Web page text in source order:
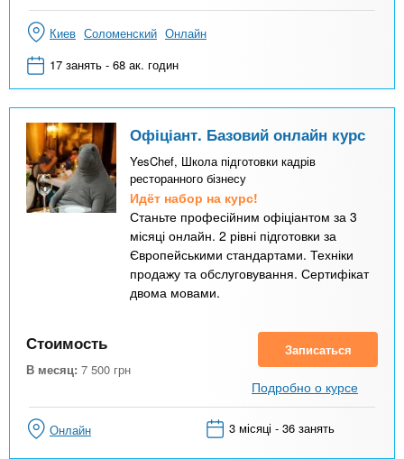
Киев Соломенский Онлайн
17 занять - 68 ак. годин
Офіціант. Базовий онлайн курс
YesChef, Школа підготовки кадрів
ресторанного бізнесу
Идёт набор на курс!
Станьте професійним офіціантом за 3
місяці онлайн. 2 рівні підготовки за
Європейськими стандартами. Техніки
продажу та обслуговування. Сертифікат
двома мовами.
Стоимость
В месяц: 7 500 грн
Записаться
Подробно о курсе
Онлайн 3 місяці - 36 занять